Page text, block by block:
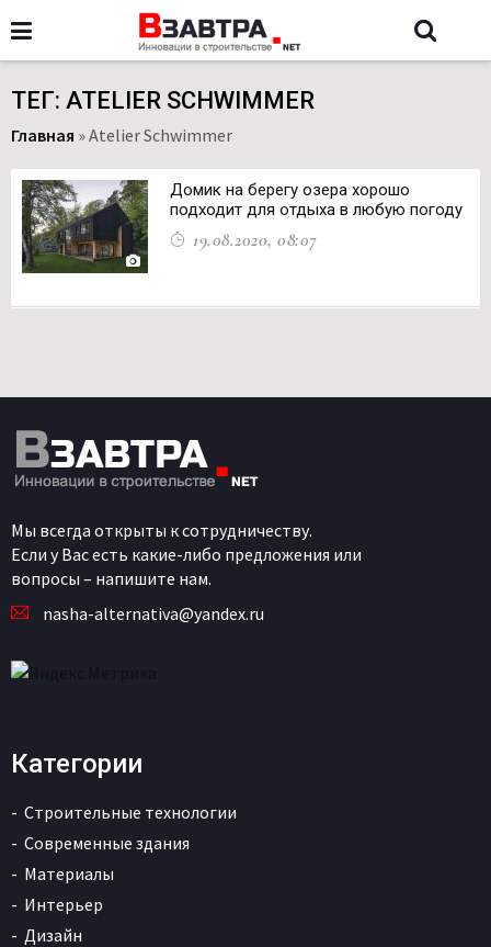
ТЕГ: ATELIER SCHWIMMER
Главная »Atelier Schwimmer
Домик на берегу озера хорошо
подходит для отдыха в любую погоду
19.08.2020, 08:07
Мы всегда открыты к сотрудничеству.
Если у Вас есть какие-либо предложения или
вопросы – напишите нам.
nasha-alternativa@yandex.ru
Категории
Строительные технологии
Современные здания
Материалы
Интерьер
Дизайн